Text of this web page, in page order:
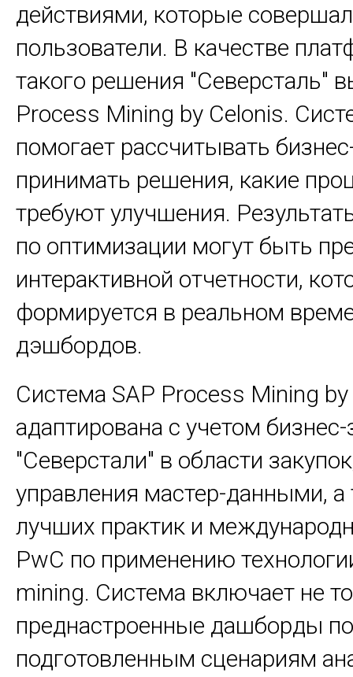
действиями, которые
пользователи. В качестве
такого решения "Северсталь"
Process Mining by Celonis.
помогает рассчитывать
принимать решения, какие
требуют улучшения.
по оптимизации могут быть
интерактивной отчетности,
формируется в реальном
дэшбордов.
Система SAP Process Mining
адаптирована с учетом
"Северстали" в области
управления мастер-данными, а
лучших практик и
PwC по применению
mining. Система включает не
преднастроенные дашборды
подготовленным сценариям